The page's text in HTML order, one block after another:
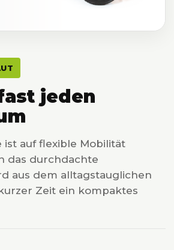
jeden
ist auf flexible Mobilität
das durchdachte
aus dem alltagstauglichen
Zeit ein kompaktes